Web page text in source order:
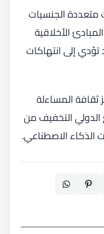
متعددة الجنسيات
الأخلاقية
إلى انتهاكات
المساءلة
الدولي التخفيف من
الذكاء الاصطناعي.